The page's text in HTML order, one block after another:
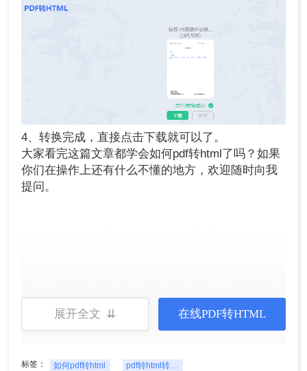
4、转换完成，直接点击下载就可以了。
大家看完这篇文章都学会如何pdf转html了吗？如果
你们在操作上还有什么不懂的地方，欢迎随时向我
提问。
展开全文 ⇊ 在线PDF转HTML
标签： 如何pdf转html pdf转html转换器